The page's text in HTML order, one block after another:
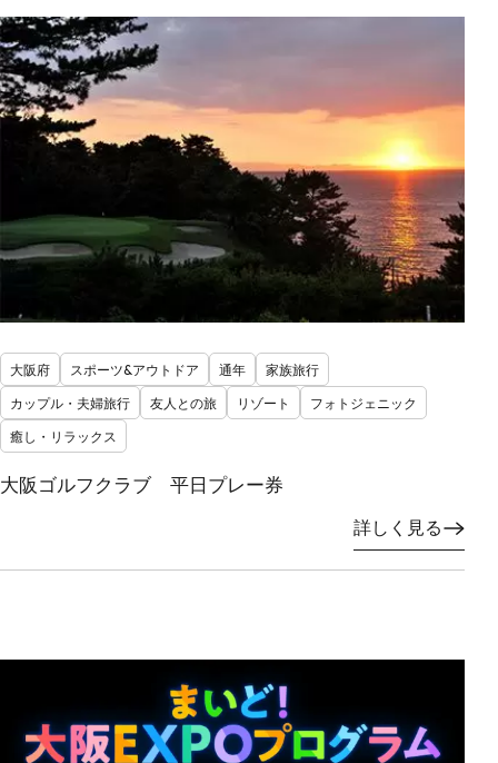
大阪府 スポーツ&アウトドア 通年
家族旅行
カップル・夫婦旅行
友人との旅 リゾート
フォトジェニック
癒し・リラックス
大阪ゴルフクラブ 平日プレー券
詳しく見る